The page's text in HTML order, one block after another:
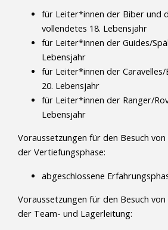
für Leiter*innen der Biber und
vollendetes 18. Lebensjahr
für Leiter*innen der Guides/
Lebensjahr
für Leiter*innen der
20. Lebensjahr
für Leiter*innen der Ranger/
Lebensjahr
Voraussetzungen für den Besuch
der Vertiefungsphase:
abgeschlossene
Voraussetzungen für den Besuch
der Team- und Lagerleitung: